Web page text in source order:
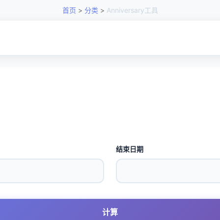
首页 > 分类 > Anniversary工具
结束日期
计算